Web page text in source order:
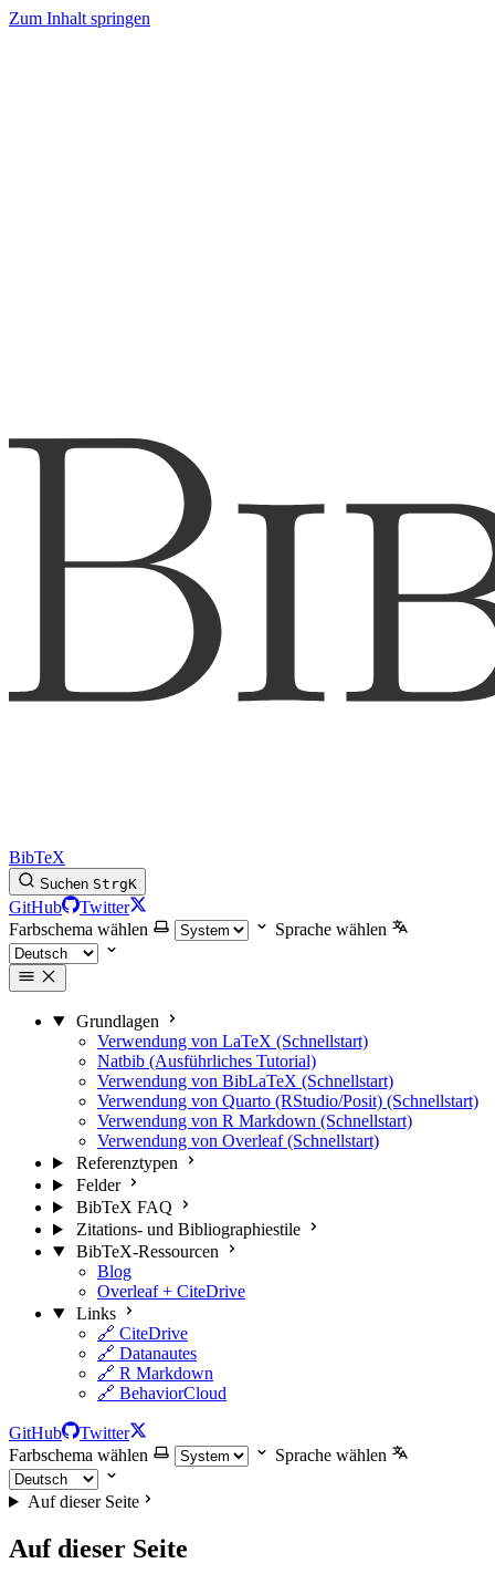
Zum Inhalt springen
BibTeX
Suchen StrgK
GitHub
Twitter
Farbschema wählen
Sprache wählen
Grundlagen
Verwendung von LaTeX (Schnellstart)
Natbib (Ausführliches Tutorial)
Verwendung von BibLaTeX (Schnellstart)
Verwendung von Quarto (RStudio/Posit) (Schnellstart)
Verwendung von R Markdown (Schnellstart)
Verwendung von Overleaf (Schnellstart)
Referenztypen
Felder
BibTeX FAQ
Zitations- und Bibliographiestile
BibTeX-Ressourcen
Blog
Overleaf + CiteDrive
Links
🔗 CiteDrive
🔗 Datanautes
🔗 R Markdown
🔗 BehaviorCloud
GitHub
Twitter
Farbschema wählen
Sprache wählen
Auf dieser Seite
Auf dieser Seite